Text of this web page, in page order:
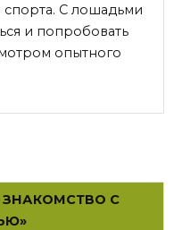
спорта. С лошадьми
и попробовать
опытного
ЗНАКОМСТВО С